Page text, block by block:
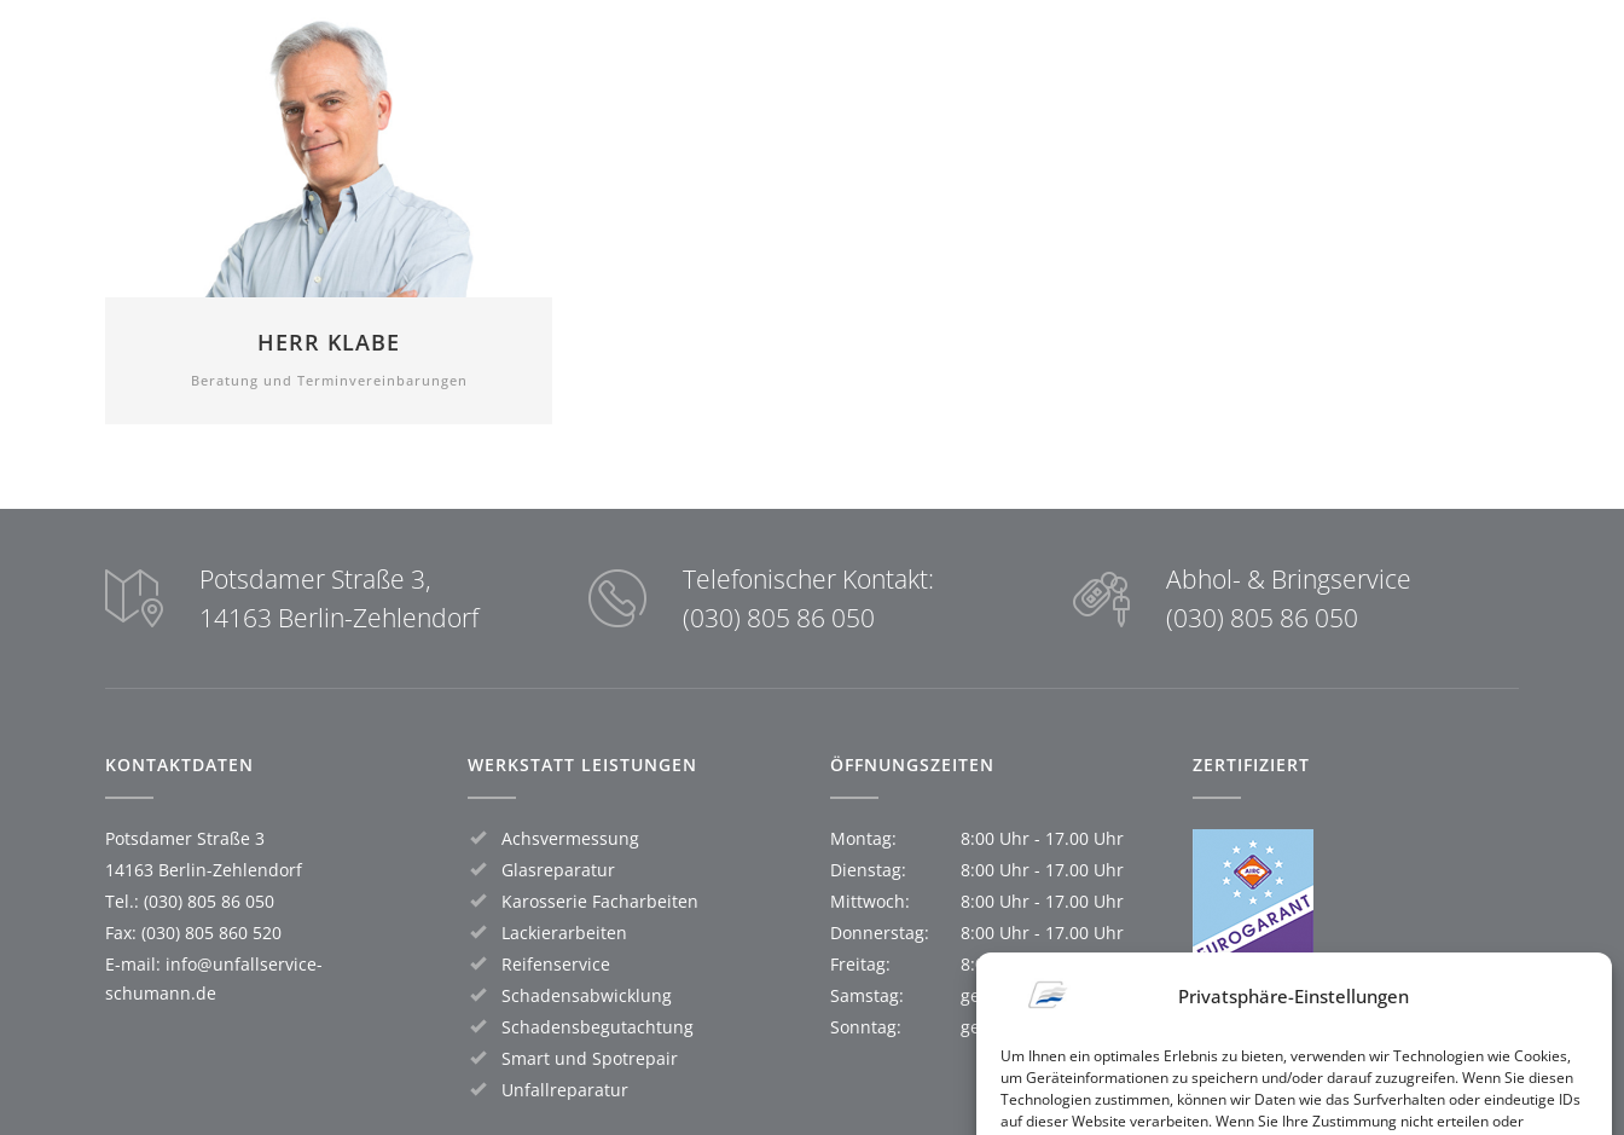
Privatsphäre-Einstellungen
Um Ihnen ein optimales Erlebnis zu bieten, verwenden wir Technologien wie Cookies,
um Geräteinformationen zu speichern und/oder darauf zuzugreifen. Wenn Sie diesen
Technologien zustimmen, können wir Daten wie das Surfverhalten oder eindeutige IDs
auf dieser Website verarbeiten. Wenn Sie Ihre Zustimmung nicht erteilen oder
HERR KLABE
Beratung und Terminvereinbarungen
Potsdamer Straße 3,
14163 Berlin-Zehlendorf
Telefonischer Kontakt:
(030) 805 86 050
Abhol- & Bringservice
(030) 805 86 050
KONTAKTDATEN
Potsdamer Straße 3
14163 Berlin-Zehlendorf
Tel.: (030) 805 86 050
Fax: (030) 805 860 520
E-mail: info@unfallservice-
schumann.de
WERKSTATT LEISTUNGEN
Achsvermessung
Glasreparatur
Karosserie Facharbeiten
Lackierarbeiten
Reifenservice
Schadensabwicklung
Schadensbegutachtung
Smart und Spotrepair
Unfallreparatur
ÖFFNUNGSZEITEN
Montag:
8:00 Uhr - 17.00 Uhr
Dienstag:
8:00 Uhr - 17.00 Uhr
Mittwoch:
8:00 Uhr - 17.00 Uhr
Donnerstag:
8:00 Uhr - 17.00 Uhr
Freitag:
8:00 Uhr - 17.00 Uhr
Samstag:
geschlossen
Sonntag:
geschlossen
ZERTIFIZIERT